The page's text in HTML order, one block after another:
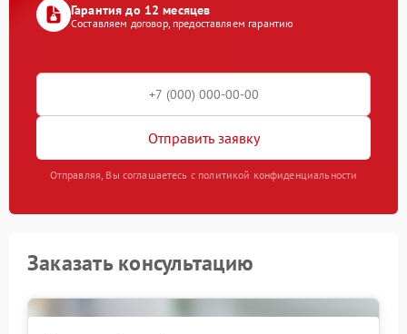
Гарантия до 12 месяцев
Составляем договор, предоставляем гарантию
Отправить заявку
Отправляя, Вы соглашаетесь с политикой конфиденциальности
Заказать консультацию